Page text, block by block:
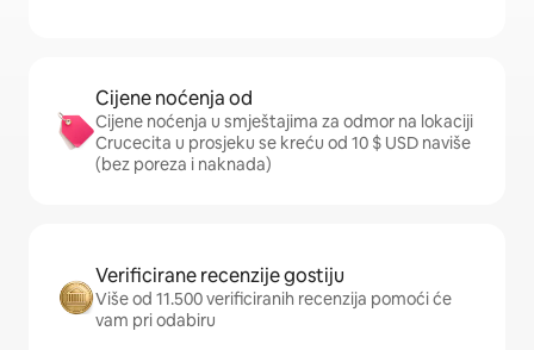
Cijene noćenja od
Cijene noćenja u smještajima za odmor na lokaciji
Crucecita u prosjeku se kreću od 10 $ USD naviše
(bez poreza i naknada)
Verificirane recenzije gostiju
Više od 11.500 verificiranih recenzija pomoći će
vam pri odabiru